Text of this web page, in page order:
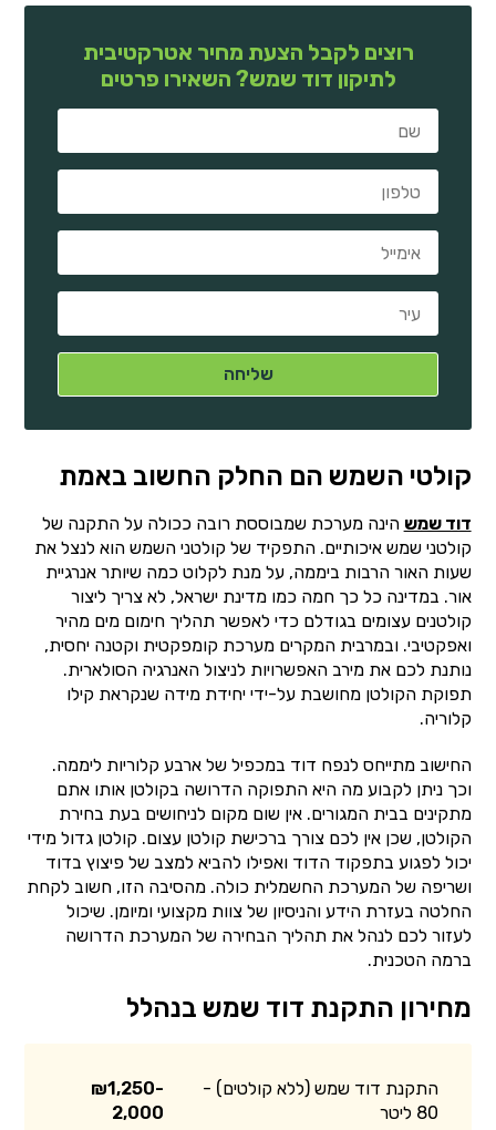
רוצים לקבל הצעת מחיר אטרקטיבית
לתיקון דוד שמש? השאירו פרטים
קולטי השמש הם החלק החשוב באמת
דוד שמש הינה מערכת שמבוססת רובה ככולה על התקנה של
קולטני שמש איכותיים. התפקיד של קולטני השמש הוא לנצל את
שעות האור הרבות ביממה, על מנת לקלוט כמה שיותר אנרגיית
אור. במדינה כל כך חמה כמו מדינת ישראל, לא צריך ליצור
קולטנים עצומים בגודלם כדי לאפשר תהליך חימום מים מהיר
ואפקטיבי. ובמרבית המקרים מערכת קומפקטית וקטנה יחסית,
נותנת לכם את מירב האפשרויות לניצול האנרגיה הסולארית.
תפוקת הקולטן מחושבת על-ידי יחידת מידה שנקראת קילו
קלוריה.
החישוב מתייחס לנפח דוד במכפיל של ארבע קלוריות ליממה.
וכך ניתן לקבוע מה היא התפוקה הדרושה בקולטן אותו אתם
מתקינים בבית המגורים. אין שום מקום לניחושים בעת בחירת
הקולטן, שכן אין לכם צורך ברכישת קולטן עצום. קולטן גדול מידי
יכול לפגוע בתפקוד הדוד ואפילו להביא למצב של פיצוץ בדוד
ושריפה של המערכת החשמלית כולה. מהסיבה הזו, חשוב לקחת
החלטה בעזרת הידע והניסיון של צוות מקצועי ומיומן. שיכול
לעזור לכם לנהל את תהליך הבחירה של המערכת הדרושה
ברמה הטכנית.
מחירון התקנת דוד שמש בנהלל
התקנת דוד שמש (ללא קולטים) -
80 ליטר
₪1,250-
2,000